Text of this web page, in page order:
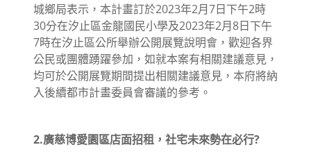
城鄉局表示，本計畫訂於2023年2月7日下午2時
30分在汐止區金龍國民小學及2023年2月8日下午
7時在汐止區公所舉辦公開展覽說明會，歡迎各界
公民或團體踴躍參加，如就本案有相關建議意見，
均可於公開展覽期間提出相關建議意見，本府將納
入後續都市計畫委員會審議的參考。
2.廣慈博愛園區店面招租，社宅未來勢在必行?